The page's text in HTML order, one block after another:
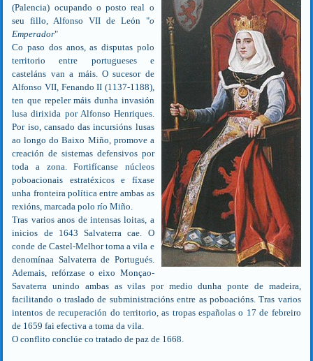
(Palencia) ocupando o posto real o
seu fillo, Alfonso VII de León "o
Emperador"
Co paso dos anos, as disputas polo
territorio entre portugueses e
casteláns van a máis. O sucesor de
Alfonso VII, Fenando II (1137-1188),
ten que repeler máis dunha invasión
lusa dirixida por Alfonso Henriques.
Por iso, cansado das incursións lusas
ao longo do Baixo Miño, promove a
creación de sistemas defensivos por
toda a zona. Fortifícanse núcleos
poboacionais estratéxicos e fíxase
unha fronteira política entre ambas as
rexións, marcada polo río Miño.
Tras varios anos de intensas loitas, a
inicios de 1643 Salvaterra cae. O
conde de Castel-Melhor toma a vila e
denomínaa Salvaterra de Portugués.
Ademais, refórzase o eixo Monçao-
Savaterra unindo ambas as vilas por medio dunha ponte de madeira,
facilitando o traslado de subministracións entre as poboacións. Tras varios
intentos de recuperación do territorio, as tropas españolas o 17 de febreiro
de 1659 fai efectiva a toma da vila.
O conflito conclúe co tratado de paz de 1668.